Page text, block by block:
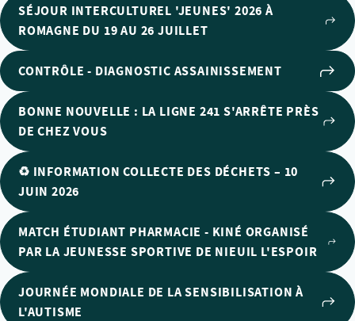
SÉJOUR INTERCULTUREL 'JEUNES' 2026 À
ROMAGNE DU 19 AU 26 JUILLET
CONTRÔLE - DIAGNOSTIC ASSAINISSEMENT
BONNE NOUVELLE : LA LIGNE 241 S'ARRÊTE PRÈS
DE CHEZ VOUS
♻️ INFORMATION COLLECTE DES DÉCHETS – 10
JUIN 2026
MATCH ÉTUDIANT PHARMACIE - KINÉ ORGANISÉ
PAR LA JEUNESSE SPORTIVE DE NIEUIL L'ESPOIR
JOURNÉE MONDIALE DE LA SENSIBILISATION À
L'AUTISME